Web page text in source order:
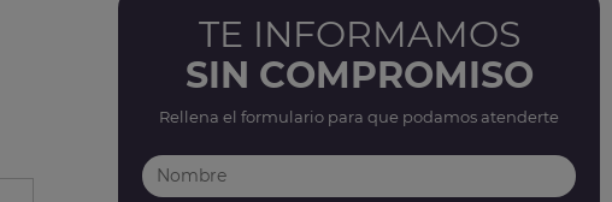
TE INFORMAMOS
SIN COMPROMISO
Rellena el formulario para que podamos atenderte